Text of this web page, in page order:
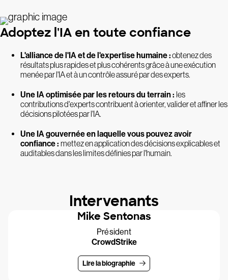
Adoptez l'IA en toute confiance
L'alliance de l'IA et de l'expertise humaine :obtenez des
résultats plus rapides et plus cohérents grâce à une exécution
menée par l'IA et à un contrôle assuré par des experts.
Une IA optimisée par les retours du terrain : les
contributions d'experts contribuent à orienter, valider et affiner les
décisions pilotées par l'IA.
Une IA gouvernée en laquelle vous pouvez avoir
confiance : mettez en application des décisions explicables et
auditables dans les limites définies par l'humain.
Intervenants
Mike Sentonas
Président
CrowdStrike
Lire la biographie